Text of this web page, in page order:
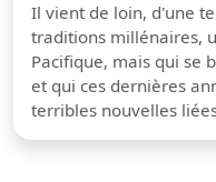
Il vient de loin, d'une
traditions millénaires,
Pacifique, mais qui se
et qui ces dernières
terribles nouvelles